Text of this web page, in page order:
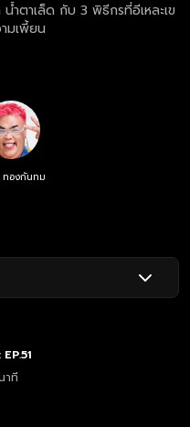
น้ำตาเล็ด กับ 3 พิธีกรที่อีเหละเข
มเพี้ยน
ทองกันทม
าที